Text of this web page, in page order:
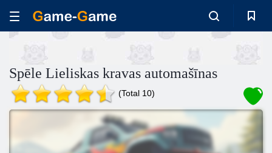
Spēle Lieliskas kravas automašīnas
(Total 10)